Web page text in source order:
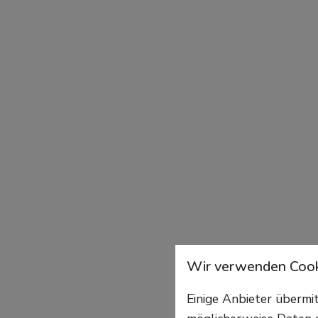
Wir verwenden
Einige Anbieter